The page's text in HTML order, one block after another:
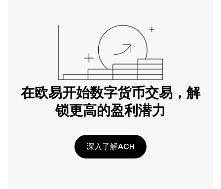
在欧易开始数字货币交易，解
锁更高的盈利潜力
深入了解ACH